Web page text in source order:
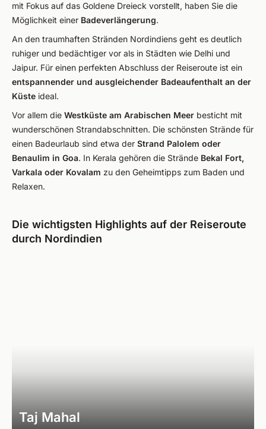
mit Fokus auf das Goldene Dreieck vorstellt, haben Sie die
Möglichkeit einer Badeverlängerung.
An den traumhaften Stränden Nordindiens geht es deutlich
ruhiger und bedächtiger vor als in Städten wie Delhi und
Jaipur. Für einen perfekten Abschluss der Reiseroute ist ein
entspannender und ausgleichender Badeaufenthalt an der
Küste ideal.
Vor allem die Westküste am Arabischen Meer besticht mit
wunderschönen Strandabschnitten. Die schönsten Strände für
einen Badeurlaub sind etwa der Strand Palolem oder
Benaulim in Goa. In Kerala gehören die Strände Bekal Fort,
Varkala oder Kovalam zu den Geheimtipps zum Baden und
Relaxen.
Die wichtigsten Highlights auf der Reiseroute
durch Nordindien
Taj Mahal